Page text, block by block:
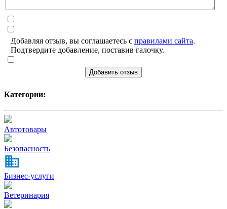
Добавляя отзыв, вы соглашаетесь с правилами сайта.
Подтвердите добавление, поставив галочку.
Добавить отзыв
Категории:
Автотовары
Безопасность
Бизнес-услуги
Ветеринария